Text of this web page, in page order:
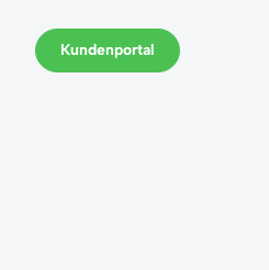
Kundenportal